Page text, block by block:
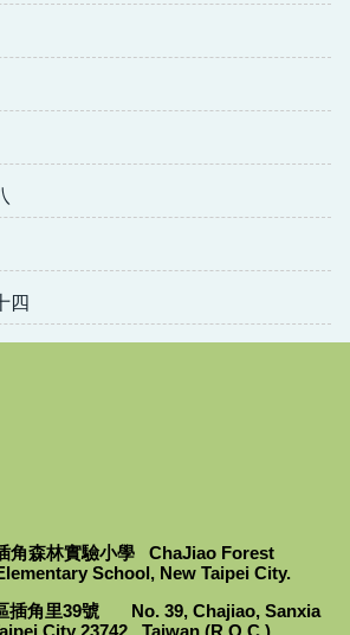
四
角森林實驗小學 ChaJiao Forest
School, New Taipei City.
插角里39號 No. 39, Chajiao, Sanxia
City 23742 , Taiwan (R.O.C.)